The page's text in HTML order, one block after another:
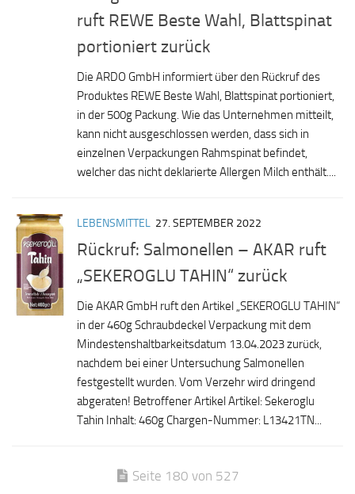
ruft REWE Beste Wahl, Blattspinat
portioniert zurück
Die ARDO GmbH informiert über den Rückruf des
Produktes REWE Beste Wahl, Blattspinat portioniert,
in der 500g Packung. Wie das Unternehmen mitteilt,
kann nicht ausgeschlossen werden, dass sich in
einzelnen Verpackungen Rahmspinat befindet,
welcher das nicht deklarierte Allergen Milch enthält....
LEBENSMITTEL 27. SEPTEMBER 2022
Rückruf: Salmonellen – AKAR ruft
„SEKEROGLU TAHIN“ zurück
Die AKAR GmbH ruft den Artikel „SEKEROGLU TAHIN“
in der 460g Schraubdeckel Verpackung mit dem
Mindestenshaltbarkeitsdatum 13.04.2023 zurück,
nachdem bei einer Untersuchung Salmonellen
festgestellt wurden. Vom Verzehr wird dringend
abgeraten! Betroffener Artikel Artikel: Sekeroglu
Tahin Inhalt: 460g Chargen-Nummer: L13421TN...
Seite 180 von 527